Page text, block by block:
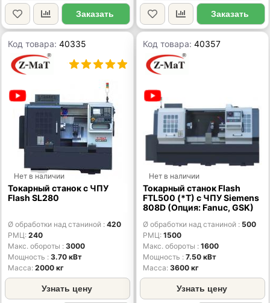
Заказать Заказать
Код товара:40335
Нет в наличии
Токарный станок с ЧПУ
Flash SL280
Ø обработки над станиной
420
РМЦ 240
Макс. обороты
3000
Мощность
3.70 кВт
Масса 2000 кг
Узнать цену
Код товара:40357
Нет в наличии
Токарный станок Flash
FTL500 (*T) с ЧПУ Siemens
808D (Опция: Fanuc, GSK)
Ø обработки над станиной
500
РМЦ 1500
Макс. обороты
1600
Мощность
7.50 кВт
Масса 3600 кг
Узнать цену